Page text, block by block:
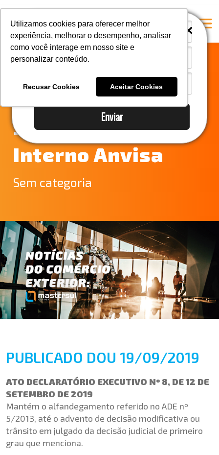
Enviar
Utilizamos cookies para oferecer melhor
experiência, melhorar o desempenho, analisar
como você interage em nosso site e
personalizar conteúdo.
Recusar Cookies Aceitar Cookies
i
i
A Mastersul
Responsabilidade social
Blog
Contato
Notícias do
Comércio Exterior
– Regimento
Interno Anvisa
Sem categoria
PUBLICADO DOU 19/09/2019
ATO DECLARATÓRIO EXECUTIVO Nº 8, DE 12 DE
SETEMBRO DE 2019
Mantém o alfandegamento referido no ADE nº
5/2013, até o advento de decisão modificativa ou
trânsito em julgado da decisão judicial de primeiro
grau que menciona.